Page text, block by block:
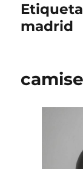
madrid